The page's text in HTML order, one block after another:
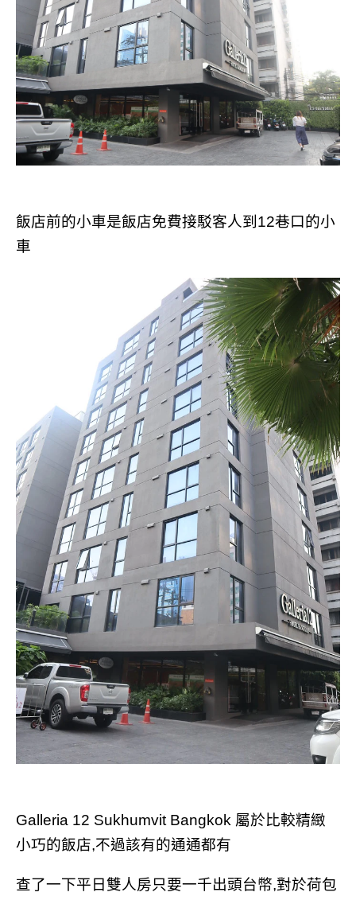
飯店前的小車是飯店免費接駁客人到12巷口的小
車
Galleria 12 Sukhumvit Bangkok 屬於比較精緻
小巧的飯店,不過該有的通通都有
查了一下平日雙人房只要一千出頭台幣,對於荷包